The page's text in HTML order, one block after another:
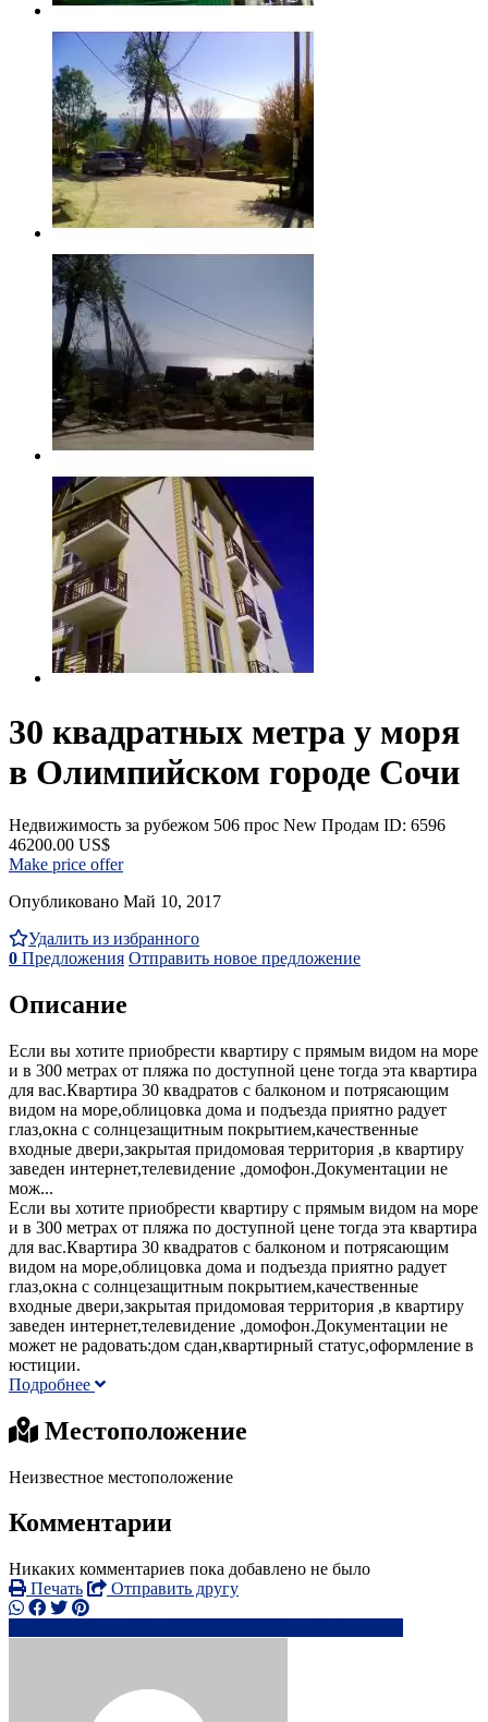
30 квадратных метра у моря
в Олимпийском городе Сочи
Недвижимость за рубежом 506 прос New Продам ID: 6596
46200.00 US$
Make price offer
Опубликовано Май 10, 2017
Удалить из избранного
0 Предложения Отправить новое предложение
Описание
Если вы хотите приобрести квартиру с прямым видом на море
и в 300 метрах от пляжа по доступной цене тогда эта квартира
для вас.Квартира 30 квадратов с балконом и потрясающим
видом на море,облицовка дома и подъезда приятно радует
глаз,окна с солнцезащитным покрытием,качественные
входные двери,закрытая придомовая территория ,в квартиру
заведен интернет,телевидение ,домофон.Документации не
мож...
Если вы хотите приобрести квартиру с прямым видом на море
и в 300 метрах от пляжа по доступной цене тогда эта квартира
для вас.Квартира 30 квадратов с балконом и потрясающим
видом на море,облицовка дома и подъезда приятно радует
глаз,окна с солнцезащитным покрытием,качественные
входные двери,закрытая придомовая территория ,в квартиру
заведен интернет,телевидение ,домофон.Документации не
может не радовать:дом сдан,квартирный статус,оформление в
юстиции.
Подробнее
Местоположение
Неизвестное местоположение
Комментарии
Никаких комментариев пока добавлено не было
Печать
Отправить другу